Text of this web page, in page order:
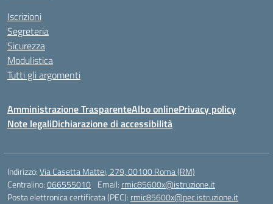
Iscrizioni
Segreteria
Sicurezza
Modulistica
Tutti gli argomenti
Amministrazione TrasparenteAlbo onlinePrivacy policy
Note legaliDichiarazione di accessibilità
Indirizzo:Via Casetta Mattei, 279, 00100 Roma (RM)
Centralino:066555010 Email: rmic85600x@istruzione.it
Posta elettronica certificata (PEC): rmic85600x@pec.istruzione.it